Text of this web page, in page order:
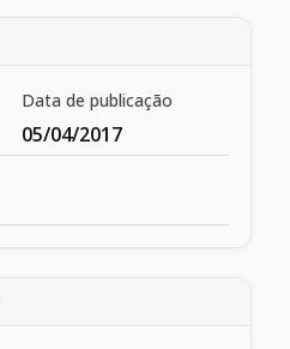
Data de publicação
05/04/2017